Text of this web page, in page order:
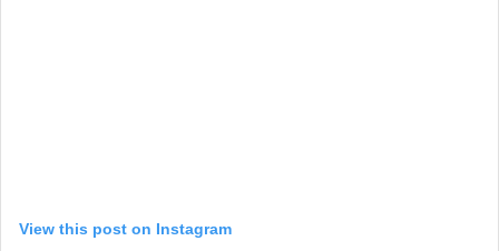
View this post on Instagram